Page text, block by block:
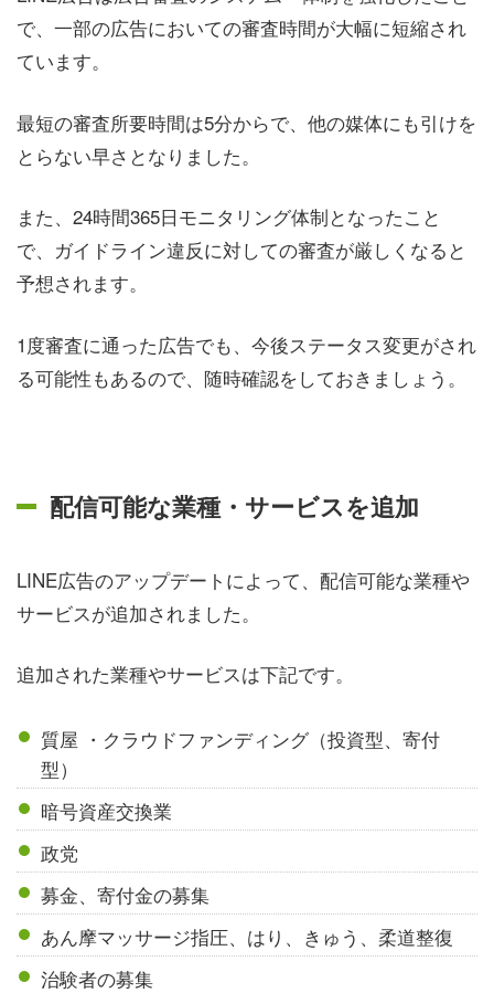
で、一部の広告においての審査時間が大幅に短縮され
ています。
最短の審査所要時間は5分からで、他の媒体にも引けを
とらない早さとなりました。
また、24時間365日モニタリング体制となったこと
で、ガイドライン違反に対しての審査が厳しくなると
予想されます。
1度審査に通った広告でも、今後ステータス変更がされ
る可能性もあるので、随時確認をしておきましょう。
配信可能な業種・サービスを追加
LINE広告のアップデートによって、配信可能な業種や
サービスが追加されました。
追加された業種やサービスは下記です。
質屋 ・クラウドファンディング（投資型、寄付
型）
暗号資産交換業
政党
募金、寄付金の募集
あん摩マッサージ指圧、はり、きゅう、柔道整復
治験者の募集